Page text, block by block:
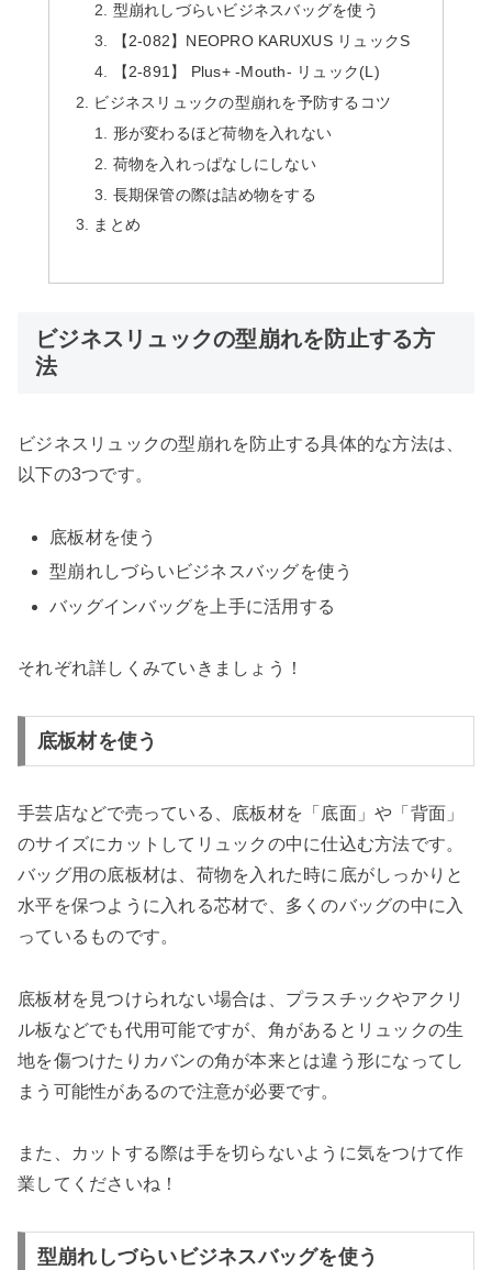
型崩れしづらいビジネスバッグを使う
【2-082】NEOPRO KARUXUS リュックS
【2-891】 Plus+ -Mouth- リュック(L)
ビジネスリュックの型崩れを予防するコツ
形が変わるほど荷物を入れない
荷物を入れっぱなしにしない
長期保管の際は詰め物をする
まとめ
ビジネスリュックの型崩れを防止する方
法
ビジネスリュックの型崩れを防止する具体的な方法は、
以下の3つです。
底板材を使う
型崩れしづらいビジネスバッグを使う
バッグインバッグを上手に活用する
それぞれ詳しくみていきましょう！
底板材を使う
手芸店などで売っている、底板材を「底面」や「背面」
のサイズにカットしてリュックの中に仕込む方法です。
バッグ用の底板材は、荷物を入れた時に底がしっかりと
水平を保つように入れる芯材で、多くのバッグの中に入
っているものです。
底板材を見つけられない場合は、プラスチックやアクリ
ル板などでも代用可能ですが、角があるとリュックの生
地を傷つけたりカバンの角が本来とは違う形になってし
まう可能性があるので注意が必要です。
また、カットする際は手を切らないように気をつけて作
業してくださいね！
型崩れしづらいビジネスバッグを使う